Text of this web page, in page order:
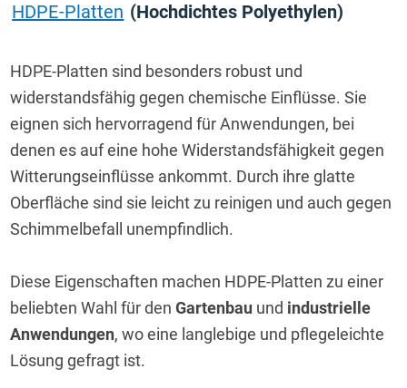
HDPE-Platten (Hochdichtes Polyethylen)
HDPE-Platten sind besonders robust und
widerstandsfähig gegen chemische Einflüsse. Sie
eignen sich hervorragend für Anwendungen, bei
denen es auf eine hohe Widerstandsfähigkeit gegen
Witterungseinflüsse ankommt. Durch ihre glatte
Oberfläche sind sie leicht zu reinigen und auch gegen
Schimmelbefall unempfindlich.
Diese Eigenschaften machen HDPE-Platten zu einer
beliebten Wahl für den Gartenbau und industrielle
Anwendungen, wo eine langlebige und pflegeleichte
Lösung gefragt ist.